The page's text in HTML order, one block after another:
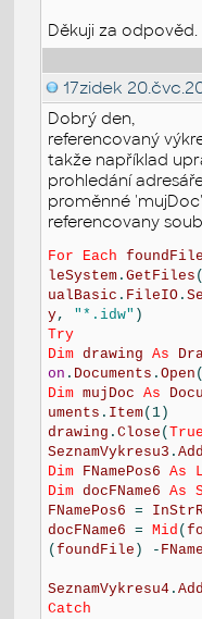
Děkuji za odpověd.
17zidek
Dobrý den,
referencovaný
takže například
prohledání
proměnné
referencovany
For Each foundFile
leSystem .GetFiles
ualBasic . FileIO .
y, "*.idw"
Try
Dim drawing As
on . Documents .Open
Dim mujDoc As
uments . Item
drawing .Close (True
SeznamVykresu3 .Add
Dim FNamePos6 As
Dim docFName6 As
FNamePos6 =
docFName6 =Mid (
(foundFile ) -
SeznamVykresu4 .Add
Catch